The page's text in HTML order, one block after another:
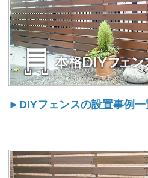
► DIYフェンスの設置事例